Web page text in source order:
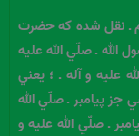
ـ نقل شده كه حضرت
الله ـ صلّي الله عليه
عليه و آله ـ ؛ يعني
پيامبر ـ صلّي الله
ـ صلّي الله عليه و